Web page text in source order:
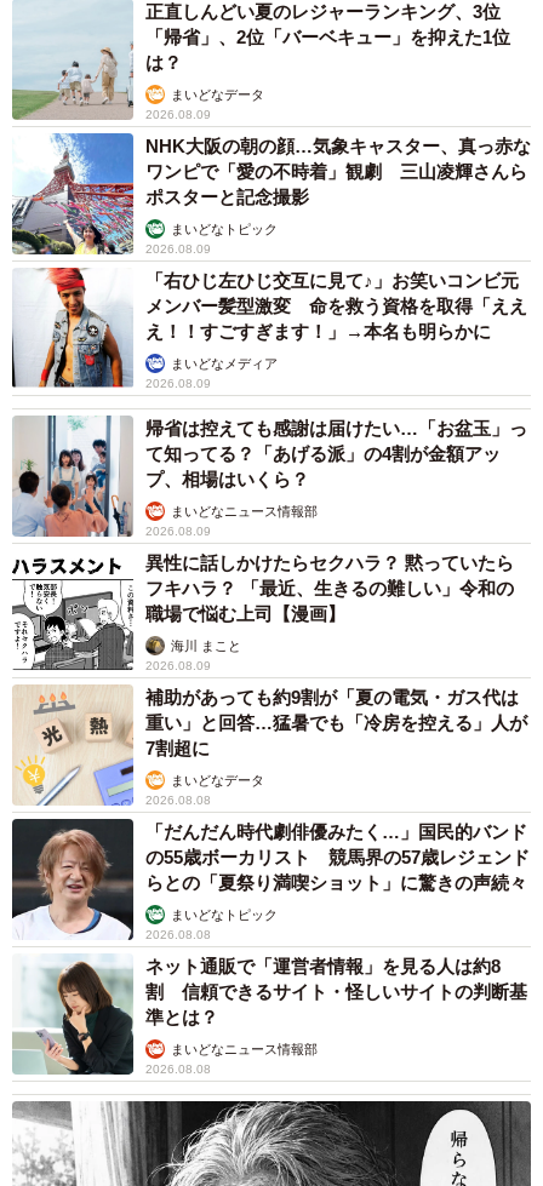
「怒った表情です。この顔は、遊んでるおもちゃを取ろうとすると見せ
ます」（提供：ぽんぽんポン助さん）
ーー2月で7歳になったポン助くんですが、出会った時は？
「手のひらにのる程のとても小さい黒柴でした。誰が見て
も紛れもなく可愛いのですが、呼びかけると手の上でキュ
ンキュン鳴いて応じてくれたのです。小さなきっかけです
が、この子と生活する運命を勝手に感じました。また、当
時から目の上の麻呂が特徴でとても綺麗だったとこも大変
惹かれました」
ーーポン助くんの一番好きなところは？
「私がいちばん好きなところは、我々に安心感を抱いてい
るのか、体をすりつけてくっついてきてくれるところで
す。暖かいし、体のムチムチが気持ちいという点もありま
すが、何よりポン助がリラックスしてるのが伝わるので、
愛情を注いでいる私にとっては幸せを感じます」
正直しんどい夏のレジャーランキング、3位
「帰省」、2位「バーベキュー」を抑えた1位
は？
まいどなデータ
2026.08.09
NHK大阪の朝の顔…気象キャスター、真っ赤な
ワンピで「愛の不時着」観劇 三山凌輝さんら
ポスターと記念撮影
まいどなトピック
2026.08.09
「右ひじ左ひじ交互に見て♪」お笑いコンビ元
メンバー髪型激変 命を救う資格を取得「ええ
え！！すごすぎます！」→本名も明らかに
まいどなメディア
2026.08.09
帰省は控えても感謝は届けたい…「お盆玉」っ
て知ってる？「あげる派」の4割が金額アッ
プ、相場はいくら？
まいどなニュース情報部
2026.08.09
異性に話しかけたらセクハラ？ 黙っていたら
フキハラ？ 「最近、生きるの難しい」令和の
職場で悩む上司【漫画】
海川 まこと
2026.08.09
補助があっても約9割が「夏の電気・ガス代は
重い」と回答…猛暑でも「冷房を控える」人が
7割超に
まいどなデータ
2026.08.08
「だんだん時代劇俳優みたく…」国民的バンド
の55歳ボーカリスト 競馬界の57歳レジェンド
らとの「夏祭り満喫ショット」に驚きの声続々
まいどなトピック
2026.08.08
ネット通販で「運営者情報」を見る人は約8
割 信頼できるサイト・怪しいサイトの判断基
準とは？
まいどなニュース情報部
2026.08.08